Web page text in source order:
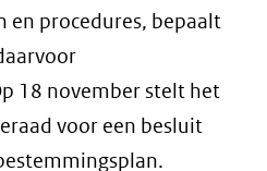
procedures, bepaalt
18 november stelt het
voor een besluit